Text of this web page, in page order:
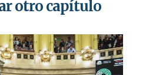
otro capítulo